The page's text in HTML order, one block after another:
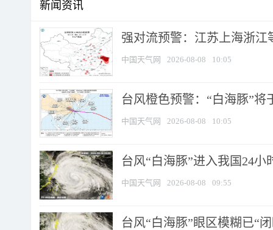
新闻资讯
强对流预警：江苏上海浙江
中国天气网 2026-08-08 10:05
台风橙色预警：“白海豚”将
中国天气网 2026-08-08 10:05
台风“白海豚”进入我国24
中国天气网 2026-08-08 09:55
台风“白海豚”眼区模糊已“